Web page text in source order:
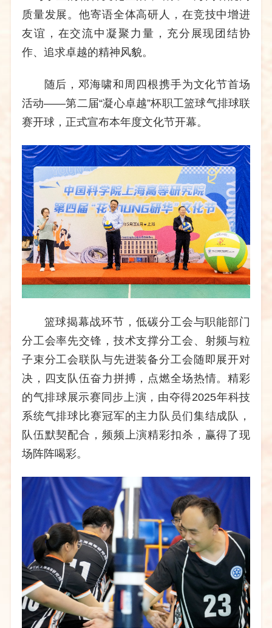
质量发展。他寄语全体高研人，在竞技中增进
友谊，在交流中凝聚力量，充分展现团结协
作、追求卓越的精神风貌。
随后，邓海啸和周四根携手为文化节首场
活动——第二届“凝心卓越”杯职工篮球气排球联
赛开球，正式宣布本年度文化节开幕。
篮球揭幕战环节，低碳分工会与职能部门
分工会率先交锋，技术支撑分工会、射频与粒
子束分工会联队与先进装备分工会随即展开对
决，四支队伍奋力拼搏，点燃全场热情。精彩
的气排球展示赛同步上演，由夺得2025年科技
系统气排球比赛冠军的主力队员们集结成队，
队伍默契配合，频频上演精彩扣杀，赢得了现
场阵阵喝彩。